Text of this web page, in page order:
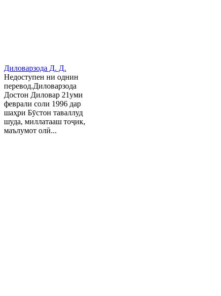
Диловарзода Д. Д.
Недоступен ни однин
перевод.Диловарзода
Достон Диловар 21уми
феврали соли 1996 дар
шаҳри Бӯстон таваллуд
шуда, миллатааш тоҷик,
маълумот олӣ...